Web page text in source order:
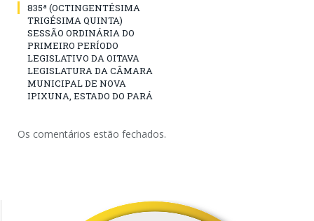
835ª (OCTINGENTÉSIMA
TRIGÉSIMA QUINTA)
SESSÃO ORDINÁRIA DO
PRIMEIRO PERÍODO
LEGISLATIVO DA OITAVA
LEGISLATURA DA CÂMARA
MUNICIPAL DE NOVA
IPIXUNA, ESTADO DO PARÁ
Os comentários estão fechados.